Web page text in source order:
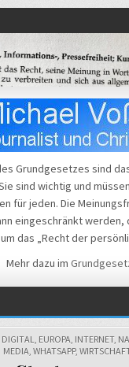
Grundgesetzes sind
sind wichtig und
für jeden. Die
eingeschränkt werden,
das „Recht der
Mehr dazu im
DIGITAL, EUROPA, INTERNET,
MEDIA, WHATSAPP,